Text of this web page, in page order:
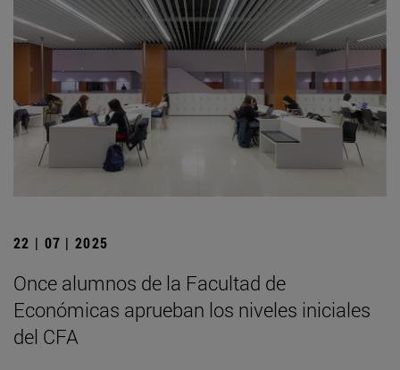
22 | 07 | 2025
Once alumnos de la Facultad de
Económicas aprueban los niveles iniciales
del CFA